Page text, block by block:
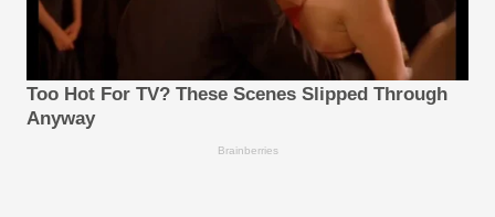
Too Hot For TV? These Scenes Slipped Through
Anyway
Brainberries